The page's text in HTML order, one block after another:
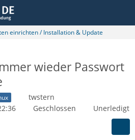
einrichten / Installation & Update
wieder Passwort
twstern
Geschlossen Unerledigt